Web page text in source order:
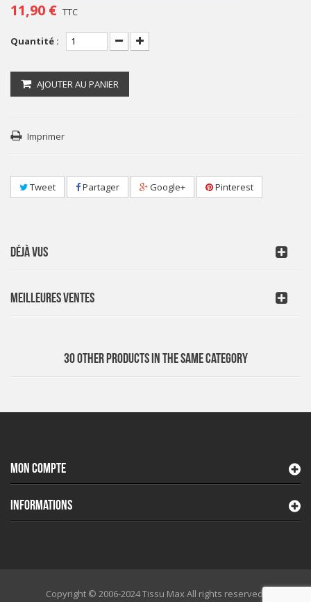
11,90 € TTC
Quantité :
AJOUTER AU PANIER
Imprimer
Tweet Partager Google+ Pinterest
DÉJÀ VUS
MEILLEURES VENTES
30 OTHER PRODUCTS IN THE SAME CATEGORY
MON COMPTE
INFORMATIONS
Copyright © 2006-2024 Tissu Max All rights reserved.